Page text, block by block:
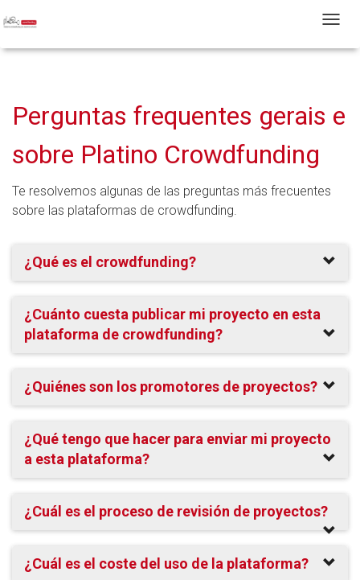
T
Perguntas frequentes gerais e
sobre Platino Crowdfunding
Te resolvemos algunas de las preguntas más frecuentes
sobre las plataformas de crowdfunding.
¿Qué es el crowdfunding?
¿Cuánto cuesta publicar mi proyecto en esta
plataforma de crowdfunding?
¿Quiénes son los promotores de proyectos?
¿Qué tengo que hacer para enviar mi proyecto
a esta plataforma?
¿Cuál es el proceso de revisión de proyectos?
¿Cuál es el coste del uso de la plataforma?